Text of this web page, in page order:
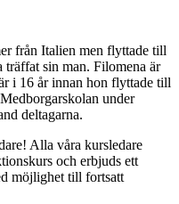
från Italien men flyttade till
träffat sin man. Filomena är
i 16 år innan hon flyttade till
under
deltagarna.
Alla våra kursledare
och erbjuds ett
möjlighet till fortsatt